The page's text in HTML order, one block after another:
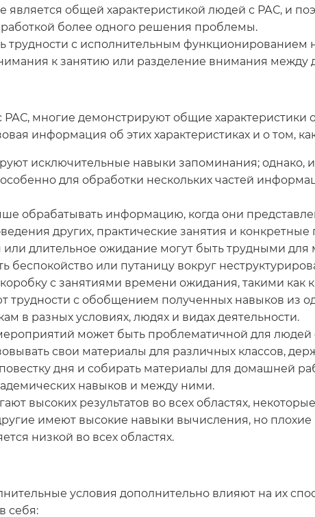
общей характеристикой людей с РАС, и
более одного решения проблемы.
трудности с исполнительным функционированием
к занятию или разделение внимания между
многие демонстрируют общие характеристики
информация об этих характеристиках и о том,
исключительные навыки запоминания; однако,
для обработки нескольких частей
обрабатывать информацию, когда они
других, практические занятия и
длительное ожидание могут быть трудными для
беспокойство или путаницу вокруг
с занятиями времени ожидания, такими
трудности с обобщением полученных навыков из
в разных условиях, людях и видах деятельности.
может быть проблематичной для людей
свои материалы для различных классов,
дня и собирать материалы для домашней
навыков и между ними.
высоких результатов во всех областях,
имеют высокие навыки вычисления, но
низкой во всех областях.
условия дополнительно влияют на их
себя: